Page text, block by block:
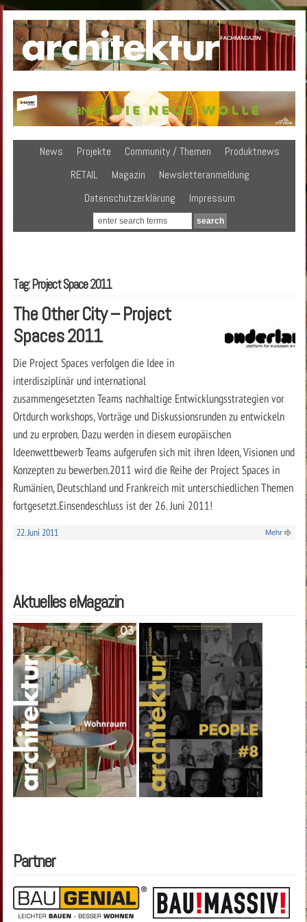
News Projekte Community / Themen
Produktnews
RETAIL
Magazin
Newsletteranmeldung
Datenschutzerklärung
Impressum
Tag: Project Space 2011
The Other City – Project
Spaces 2011
Die Project Spaces verfolgen die Idee in
interdisziplinär und international
zusammengesetzten Teams nachhaltige Entwicklungsstrategien vor
Ortdurch workshops, Vorträge und Diskussionsrunden zu entwickeln
und zu erproben. Dazu werden in diesem europäischen
Ideenwettbewerb Teams aufgerufen sich mit ihren Ideen, Visionen und
Konzepten zu bewerben.2011 wird die Reihe der Project Spaces in
Rumänien, Deutschland und Frankreich mit unterschiedlichen Themen
fortgesetzt.Einsendeschluss ist der 26. Juni 2011!
22. Juni 2011 Mehr
Aktuelles eMagazin
Partner